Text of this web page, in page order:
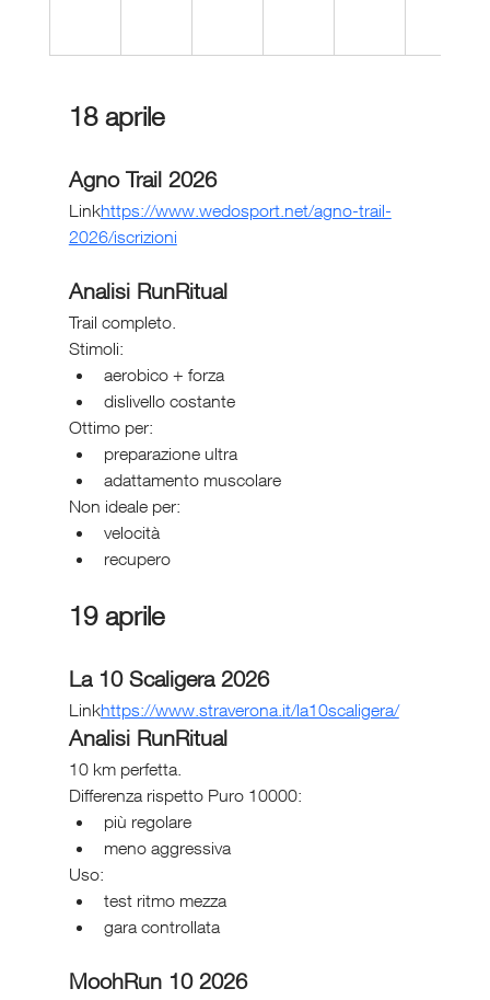
18 aprile
Agno Trail 2026
Linkhttps://www.wedosport.net/agno-trail-
2026/iscrizioni
Analisi RunRitual
Trail completo.
Stimoli:
aerobico + forza
dislivello costante
Ottimo per:
preparazione ultra
adattamento muscolare
Non ideale per:
velocità
recupero
19 aprile
La 10 Scaligera 2026
Linkhttps://www.straverona.it/la10scaligera/
Analisi RunRitual
10 km perfetta.
Differenza rispetto Puro 10000:
più regolare
meno aggressiva
Uso:
test ritmo mezza
gara controllata
MoohRun 10 2026